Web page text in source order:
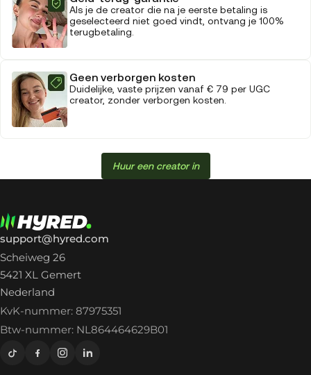
Als je de creator die na je eerste betaling is
geselecteerd niet goed vindt, ontvang je 100%
terugbetaling.
Geen verborgen kosten
Duidelijke, vaste prijzen vanaf € 79 per UGC
creator, zonder verborgen kosten.
Huur een creator in
support@hyred.com
Scheiweg 26
5421 XL Gemert
Nederland
KvK-nummer: 87975351
Btw-nummer: NL864464629B01